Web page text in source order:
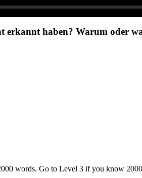
erkannt haben? Warum oder
words. Go to Level 3 if you know